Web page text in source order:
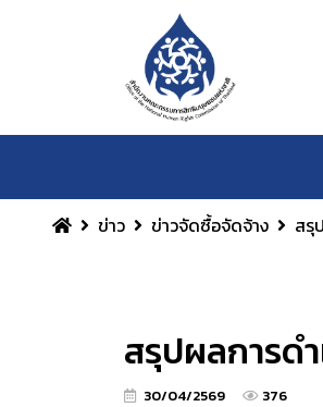
ข่าว ข่าวจัดซื้อจัดจ้าง สรุ
สรุปผลการด
30/04/2569 376